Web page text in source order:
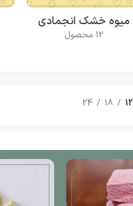
میوه خشک انجمادی
12 محصول
12
18
24